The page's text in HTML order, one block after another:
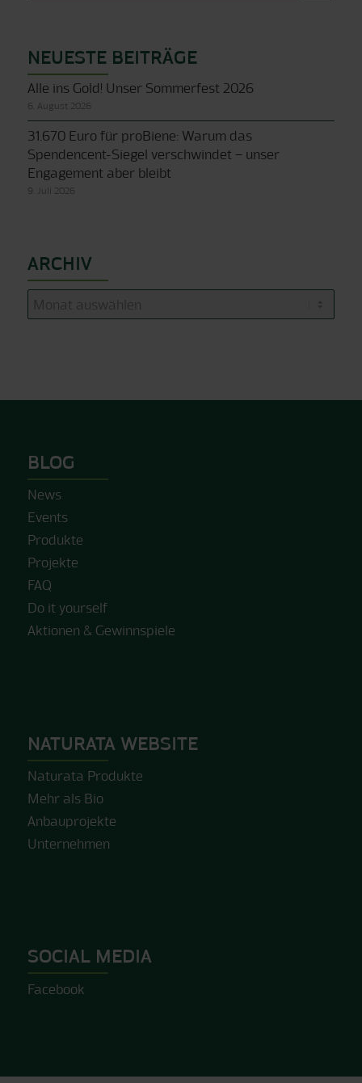
NEUESTE BEITRÄGE
Alle ins Gold! Unser Sommerfest 2026
6. August 2026
31.670 Euro für proBiene: Warum das
Spendencent-Siegel verschwindet – unser
Engagement aber bleibt
9. Juli 2026
ARCHIV
BLOG
News
Events
Produkte
Projekte
FAQ
Do it yourself
Aktionen & Gewinnspiele
NATURATA WEBSITE
Naturata Produkte
Mehr als Bio
Anbauprojekte
Unternehmen
SOCIAL MEDIA
Facebook